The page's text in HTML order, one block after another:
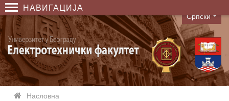
НАВИГАЦИЈА
Language
Српски
Насловна